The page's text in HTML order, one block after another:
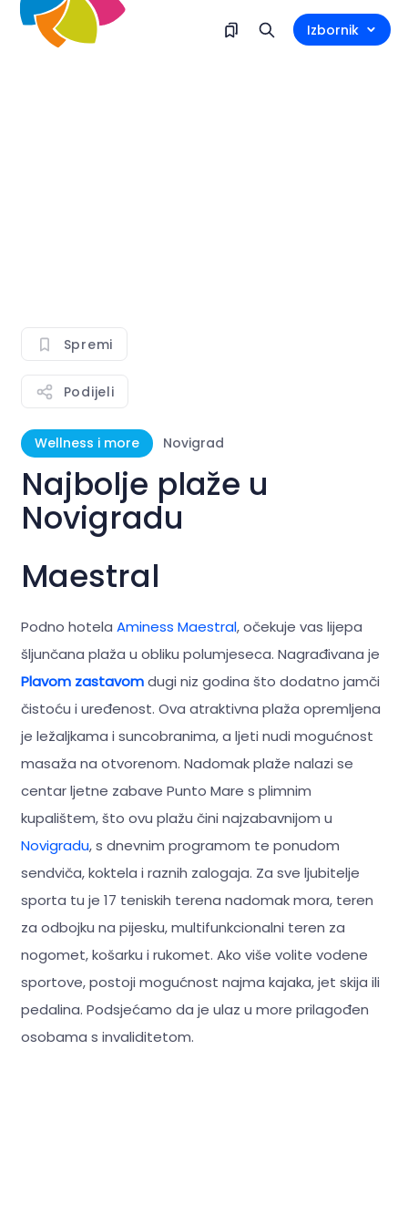
Izbornik
Spremi
Podijeli
Wellness i more Novigrad
Najbolje plaže u
Novigradu
Maestral
Podno hotela Aminess Maestral, očekuje vas lijepa
šljunčana plaža u obliku polumjeseca. Nagrađivana je
Plavom zastavomdugi niz godina što dodatno jamči
čistoću i uređenost. Ova atraktivna plaža opremljena
je ležaljkama i suncobranima, a ljeti nudi mogućnost
masaža na otvorenom. Nadomak plaže nalazi se
centar ljetne zabave Punto Mare s plimnim
kupalištem, što ovu plažu čini najzabavnijom u
Novigradu, s dnevnim programom te ponudom
sendviča, koktela i raznih zalogaja. Za sve ljubitelje
sporta tu je 17 teniskih terena nadomak mora, teren
za odbojku na pijesku, multifunkcionalni teren za
nogomet, košarku i rukomet. Ako više volite vodene
sportove, postoji mogućnost najma kajaka, jet skija ili
pedalina. Podsjećamo da je ulaz u more prilagođen
osobama s invaliditetom.